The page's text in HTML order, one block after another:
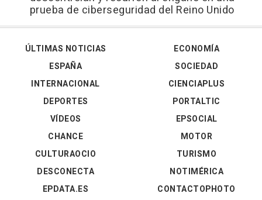
prueba de ciberseguridad del Reino Unido
ÚLTIMAS NOTICIAS
ESPAÑA
INTERNACIONAL
DEPORTES
VÍDEOS
ECONOMÍA
SOCIEDAD
CIENCIAPLUS
PORTALTIC
EPSOCIAL
CHANCE
CULTURAOCIO
DESCONECTA
EPDATA.ES
MOTOR
TURISMO
NOTIMÉRICA
CONTACTOPHOTO